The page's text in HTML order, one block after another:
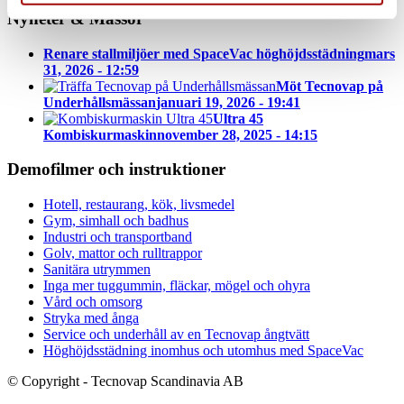
Nyheter & Mässor
Renare stallmiljöer med SpaceVac höghöjdsstädningmars
31, 2026 - 12:59
Möt Tecnovap på
Underhållsmässanjanuari 19, 2026 - 19:41
Ultra 45
Kombiskurmaskinnovember 28, 2025 - 14:15
Demofilmer och instruktioner
Hotell, restaurang, kök, livsmedel
Gym, simhall och badhus
Industri och transportband
Golv, mattor och rulltrappor
Sanitära utrymmen
Inga mer tuggummin, fläckar, mögel och ohyra
Vård och omsorg
Stryka med ånga
Service och underhåll av en Tecnovap ångtvätt
Höghöjdsstädning inomhus och utomhus med SpaceVac
© Copyright - Tecnovap Scandinavia AB